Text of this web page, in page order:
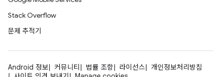
Stack Overflow
문제 추적기
Android 정보 커뮤니티 법률 조항 라이선스
개인정보처리방침